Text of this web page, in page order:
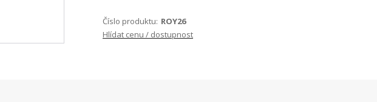
Číslo produktu: ROY26
Hlídat cenu / dostupnost